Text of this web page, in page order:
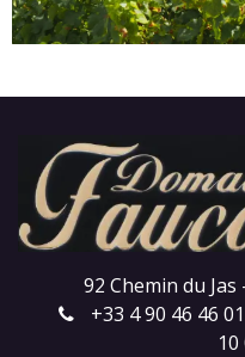
92 Chemin du Jas
+33 4 90 46 46
10